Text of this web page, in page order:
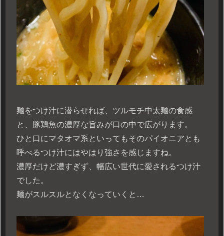
麺をつけ汁に潜らせれば、ツルモチ中太麺の食感
と、豚鶏魚の濃厚な旨みが口の中で広がります。
ひと口にマタオマ系といってもそのパイオニアとも
呼べるつけ汁にはやはり強さを感じますね。
濃厚だけど濃すぎず、幅広い世代に愛されるつけ汁
でした。
麺がスルスルとなくなっていくと…